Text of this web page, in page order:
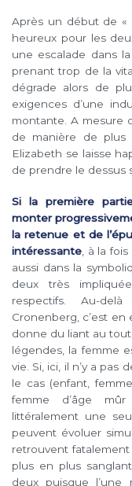
Après un début de «
heureux pour les
une escalade dans
prenant trop de la
dégrade alors de
exigences d’une
montante. A mesure
de manière de plus
Elizabeth se laisse
de prendre le dessus
Si la première
monter
la retenue et de
intéressante , à la
aussi dans la
deux très
respectifs. Au-
Cronenberg, c’est
donne du liant au
légendes, la femme
vie. Si, ici, il n’y a pas
le cas (enfant,
femme d’âge
littéralement une
peuvent évoluer
retrouvent
plus en plus
deux puisque